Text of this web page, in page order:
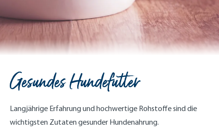
Gesundes Hundefutter
Langjährige Erfahrung und hochwertige Rohstoffe sind die
wichtigsten Zutaten gesunder Hundenahrung.